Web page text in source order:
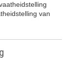
van